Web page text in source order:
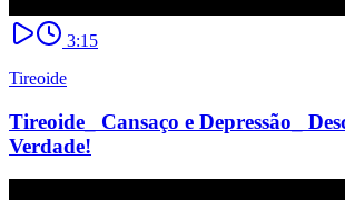
3:15
Tireoide
Tireoide_ Cansaço e Depressão_
Verdade!